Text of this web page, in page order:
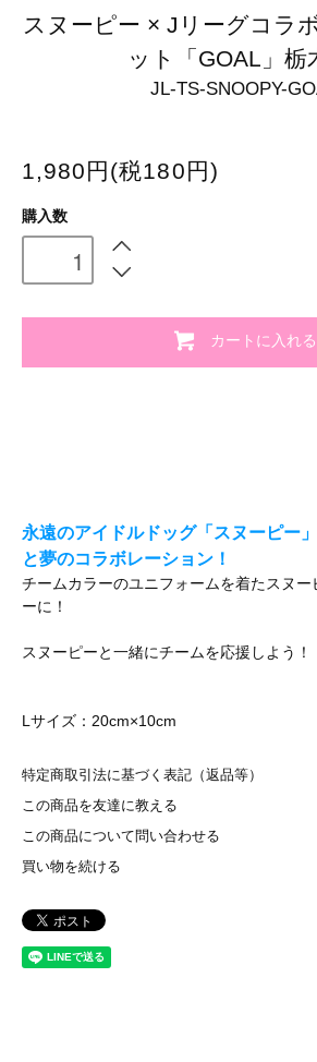
スヌーピー × Jリーグコラ
ット「GOAL」栃
JL-TS-SNOOPY-
1,980円(税180円)
購入数
カートに入れる
永遠のアイドルドッグ「スヌーピー
と夢のコラボレーション！
チームカラーのユニフォームを着たスヌー
ーに！
スヌーピーと一緒にチームを応援しよう！
Lサイズ：20cm×10cm
特定商取引法に基づく表記（返品等）
この商品を友達に教える
この商品について問い合わせる
買い物を続ける